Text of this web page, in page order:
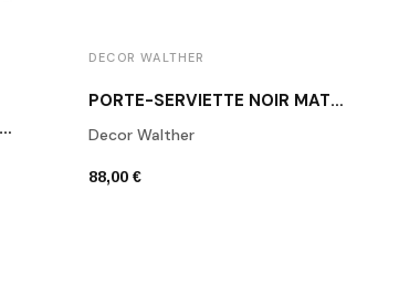
PORTE-PAPIER TOILETTE NOIR MAT BA TPH1
DECOR WALTHER
PORTE-SERVIETTE NOIR MAT BA HTE50
Decor Walther
88,00 €